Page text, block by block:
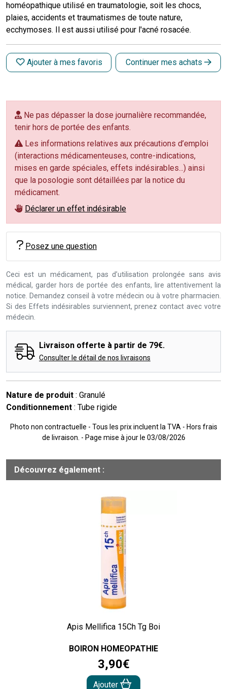
homéopathique utilisé en traumatologie, soit les chocs,
plaies, accidents et traumatismes de toute nature,
ecchymoses. Il est aussi utilisé pour l'acné rosacée.
Ajouter à mes favoris Continuer mes achats
Ne pas dépasser la dose journalière recommandée,
tenir hors de portée des enfants.
Les informations relatives aux précautions d’emploi
(interactions médicamenteuses, contre-indications,
mises en garde spéciales, effets indésirables...) ainsi
que la posologie sont détaillées par la notice du
médicament.
Déclarer un effet indésirable
Posez une question
Ceci est un médicament, pas d’utilisation prolongée sans avis
médical, garder hors de portée des enfants, lire attentivement la
notice. Demandez conseil à votre médecin ou à votre pharmacien.
Si des Effets indésirables surviennent, prenez contact avec votre
médecin.
Livraison offerte à partir de 79€.
Consulter le détail de nos livraisons
Nature de produit : Granulé
Conditionnement : Tube rigide
Photo non contractuelle - Tous les prix incluent la TVA - Hors frais
de livraison. - Page mise à jour le 03/08/2026
Découvrez également :
Apis Mellifica 15Ch Tg Boi
BOIRON HOMEOPATHIE
3,90€
Ajouter